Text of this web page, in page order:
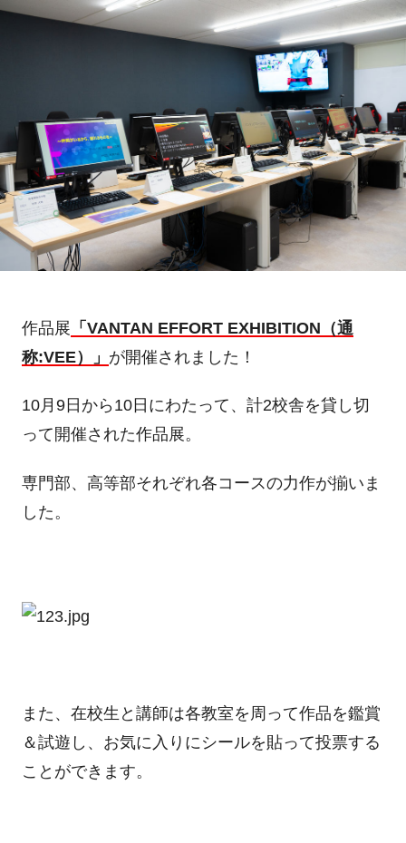
作品展 「VANTAN EFFORT EXHIBITION（通
称:VEE）」 が開催されました！
10月9日から10日にわたって、計2校舎を貸し切
って開催された作品展。
専門部、高等部それぞれ各コースの力作が揃いま
した。
また、在校生と講師は各教室を周って作品を鑑賞
＆試遊し、お気に入りにシールを貼って投票する
ことができます。